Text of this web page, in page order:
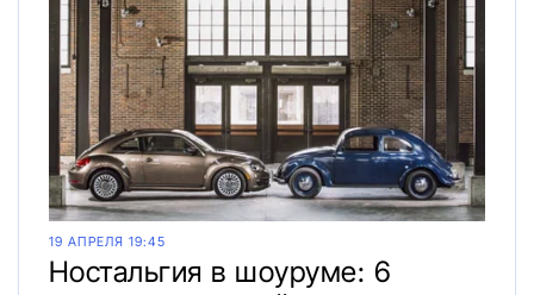
19 АПРЕЛЯ 19:45
Ностальгия в шоуруме: 6